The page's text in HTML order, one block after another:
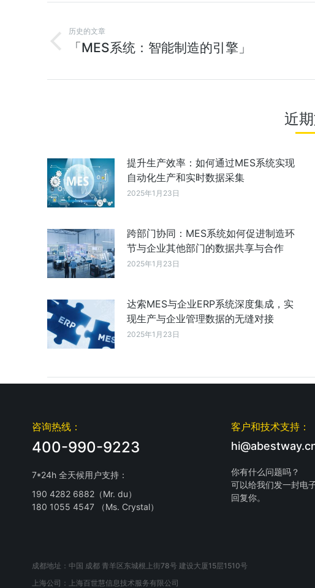
历史的文章
「MES系统：智能制造的引擎」
近
提升生产效率：如何通过MES系统实现
自动化生产和实时数据采集
2025年1月23日
跨部门协同：MES系统如何促进制造环
节与企业其他部门的数据共享与合作
2025年1月23日
达索MES与企业ERP系统深度集成，实
现生产与企业管理数据的无缝对接
2025年1月23日
咨询热线：
400-990-9223
7*24h 全天候用户支持：
190 4282 6882（Mr. du）
180 1055 4547 （Ms. Crystal）
客户和技术支持：
你有什么问题吗？
可以给我们发一封电
回复你。
成都地址：中国 成都 青羊区东城根上街78号 建设大厦15层1510号
上海公司：上海百世慧信息技术服务有限公司